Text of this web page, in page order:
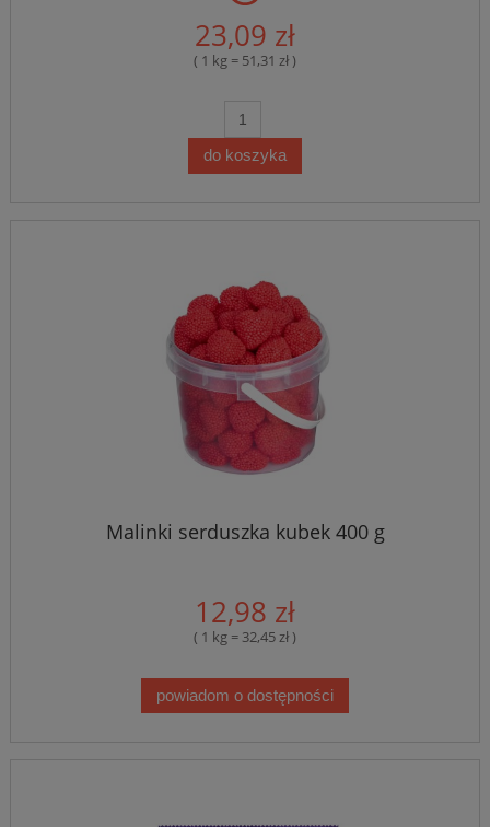
23,09 zł
( 1 kg = 51,31 zł )
do koszyka
Malinki serduszka kubek 400 g
12,98 zł
( 1 kg = 32,45 zł )
powiadom o dostępności